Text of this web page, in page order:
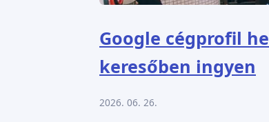
Google cégprofil
keresőben ingyen
2026. 06. 26.